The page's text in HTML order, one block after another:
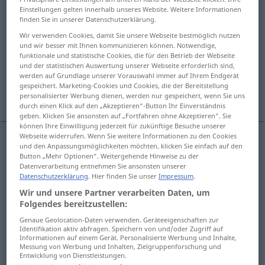
Übersicht aller Übersetzungen
(Für mehr Details die Übersetzung anklicken/antippen)
слеп\ой, ослеплe.нный тускл\ый
ложный холостой, глухой
слеп\ой,-аслепой FIG blind nicht sehend
ослеплённый,-ён, -ена nicht sehend
тускл\ый, -а blind Glas
Einstellungen gelten innerhalb unseres Website. Weitere Informationen
finden Sie in unserer Datenschutzerklärung.
Wir verwenden Cookies, damit Sie unsere Webseite bestmöglich nutzen
und wir besser mit Ihnen kommunizieren können. Notwendige,
funktionale und statistische Cookies, die für den Betrieb der Webseite
und der statistischen Auswertung unserer Webseite erforderlich sind,
werden auf Grundlage unserer Vorauswahl immer auf Ihrem Endgerät
gespeichert. Marketing-Cookies und Cookies, die der Bereitstellung
personalisierter Werbung dienen, werden nur gespeichert, wenn Sie uns
durch einen Klick auf den „Akzeptieren“-Button Ihr Einverständnis
geben. Klicken Sie ansonsten auf „Fortfahren ohne Akzeptieren“. Sie
können Ihre Einwilligung jederzeit für zukünftige Besuche unserer
Webseite widerrufen. Wenn Sie weitere Informationen zu den Cookies
und den Anpassungsmöglichkeiten möchten, klicken Sie einfach auf den
Button „Mehr Optionen“. Weitergehende Hinweise zu der
Datenverarbeitung entnehmen Sie ansonsten unserer
Datenschutzerklärung. Hier finden Sie unserImpressum.
Wir und unsere Partner verarbeiten Daten, um
Folgendes bereitzustellen:
Genaue Geolocation-Daten verwenden. Geräteeigenschaften zur
Identifikation aktiv abfragen. Speichern von und/oder Zugriff auf
Informationen auf einem Gerät. Personalisierte Werbung und Inhalte,
Messung von Werbung und Inhalten, Zielgruppenforschung und
Entwicklung von Dienstleistungen.